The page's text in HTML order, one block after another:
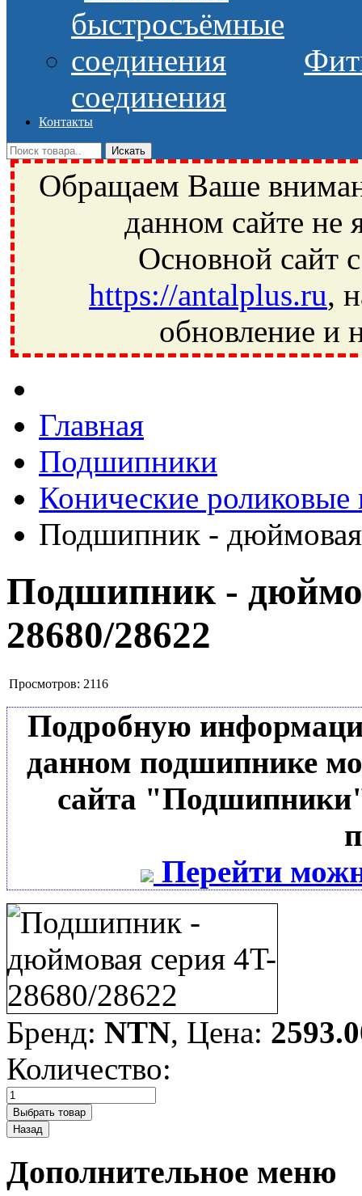
соединения
Контакты
Обращаем Ваше
данном сайте не
Основной сайт
https://antalplus.ru,
обновление и
Ивантеевка, подшипники, пневматика, метизы, техника,
Главная
Подшипники
Конические
Подшипник - дюймовая
Подшипник -
28680/28622
Просмотров: 2116
Подробную
данном подшипнике
сайта
Перейти
Бренд: NTN, Цена:
Количество:
Дополнительное меню